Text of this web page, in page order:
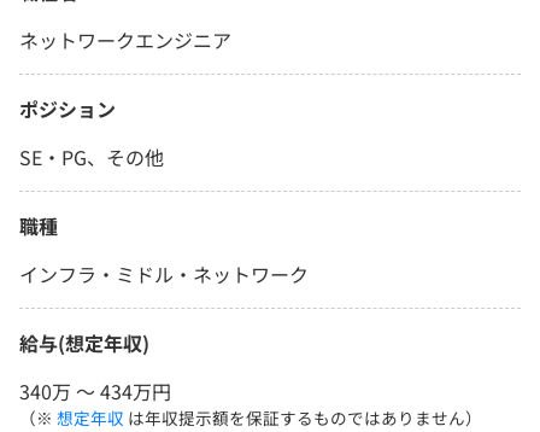
ネットワークエンジニア
ポジション
SE・PG、その他
職種
インフラ・ミドル・ネットワーク
給与(想定年収)
340万 〜 434万円
（※ 想定年収 は年収提示額を保証するものではありません）